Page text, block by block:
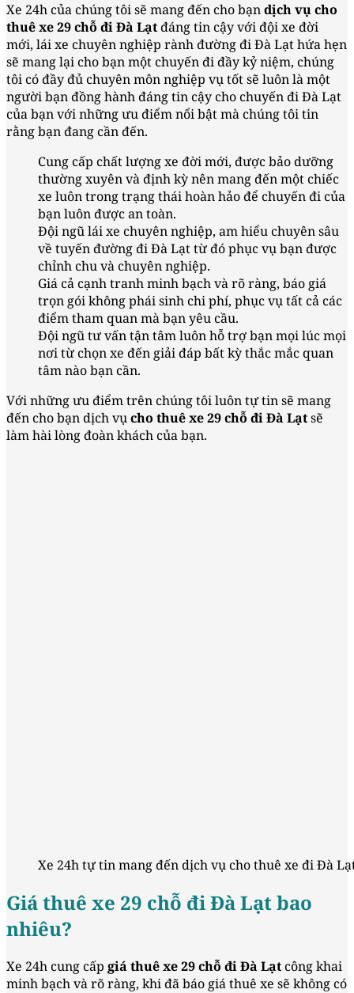
Xe 24h của chúng tôi sẽ mang đến cho bạndịch vụ cho
thuê xe 29 chỗ đi Đà Lạtđáng tin cậy với đội xe đời
mới, lái xe chuyên nghiệp rành đường đi Đà Lạt hứa hẹn
sẽ mang lại cho bạn một chuyến đi đầy kỷ niệm, chúng
tôi có đầy đủ chuyên môn nghiệp vụ tốt sẽ luôn là một
người bạn đồng hành đáng tin cậy cho chuyến đi Đà Lạt
của bạn với những ưu điểm nổi bật mà chúng tôi tin
rằng bạn đang cần đến.
Cung cấp chất lượng xe đời mới, được bảo dưỡng
thường xuyên và định kỳ nên mang đến một chiếc
xe luôn trong trạng thái hoàn hảo để chuyến đi của
bạn luôn được an toàn.
Đội ngũ lái xe chuyên nghiệp, am hiểu chuyên sâu
về tuyến đường đi Đà Lạt từ đó phục vụ bạn được
chỉnh chu và chuyên nghiệp.
Giá cả cạnh tranh minh bạch và rõ ràng, báo giá
trọn gói không phái sinh chi phí, phục vụ tất cả các
điểm tham quan mà bạn yêu cầu.
Đội ngũ tư vấn tận tâm luôn hỗ trợ bạn mọi lúc mọi
nơi từ chọn xe đến giải đáp bất kỳ thắc mắc quan
tâm nào bạn cần.
Với những ưu điểm trên chúng tôi luôn tự tin sẽ mang
đến cho bạn dịch vụcho thuê xe 29 chỗ đi Đà Lạtsẽ
làm hài lòng đoàn khách của bạn.
Xe 24h tự tin mang đến dịch vụ cho thuê xe đi Đà
Giá thuê xe 29 chỗ đi Đà Lạt bao
nhiêu?
Xe 24h cung cấp giá thuê xe 29 chỗ đi Đà Lạtcông khai
minh bạch và rõ ràng, khi đã báo giá thuê xe sẽ không có